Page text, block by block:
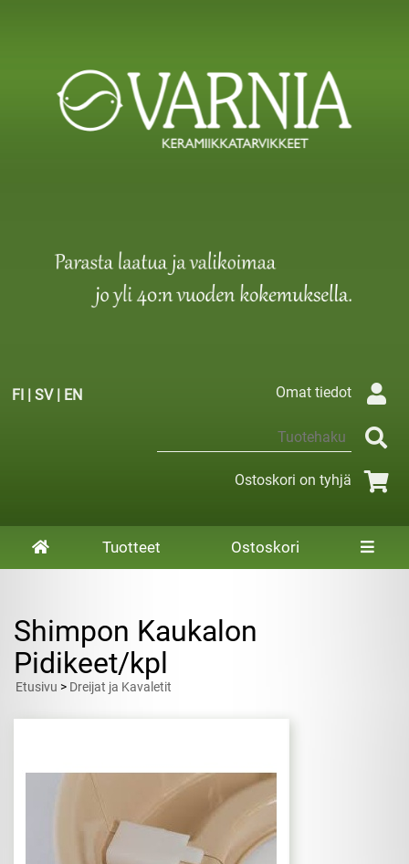
FI | SV| EN Omat tiedot
Ostoskori on tyhjä
Tuotteet Ostoskori
Shimpon Kaukalon
Pidikeet/kpl
Etusivu > Dreijat ja Kavaletit